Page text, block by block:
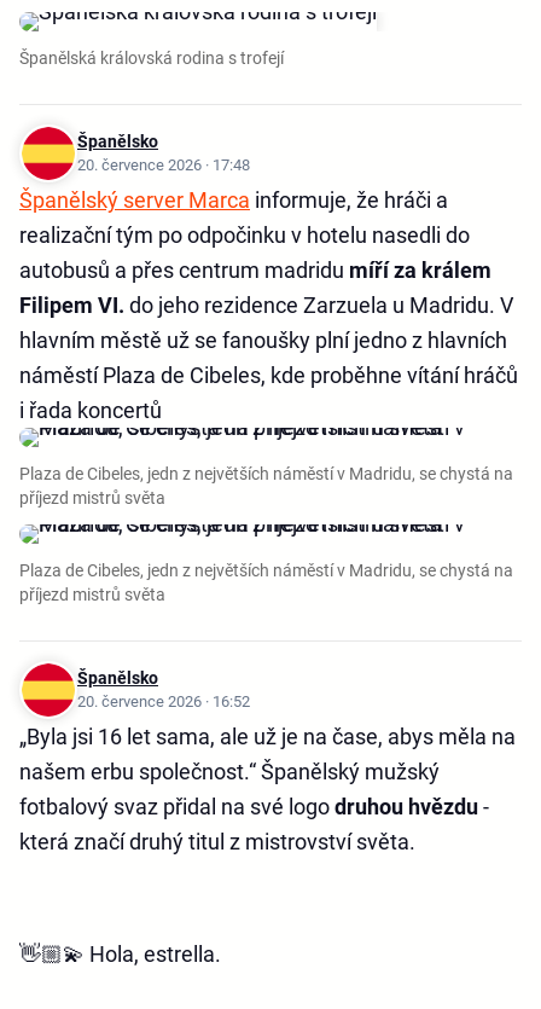
Španělská královská rodina s trofejí
Španělsko
20. července 2026 · 17:48
Španělský server Marca informuje, že hráči a
realizační tým po odpočinku v hotelu nasedli do
autobusů a přes centrum madridu míří za králem
Filipem VI. do jeho rezidence Zarzuela u Madridu. V
hlavním městě už se fanoušky plní jedno z hlavních
náměstí Plaza de Cibeles, kde proběhne vítání hráčů
i řada koncertů
Plaza de Cibeles, jedn z největších náměstí v Madridu, se chystá na
příjezd mistrů světa
Plaza de Cibeles, jedn z největších náměstí v Madridu, se chystá na
příjezd mistrů světa
Španělsko
20. července 2026 · 16:52
„Byla jsi 16 let sama, ale už je na čase, abys měla na
našem erbu společnost.“ Španělský mužský
fotbalový svaz přidal na své logodruhou hvězdu-
která značí druhý titul z mistrovství světa.
👋🏼💫 Hola, estrella.